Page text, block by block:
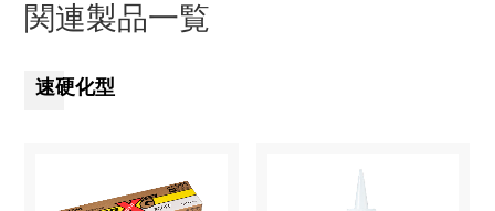
関連製品一覧
速硬化型